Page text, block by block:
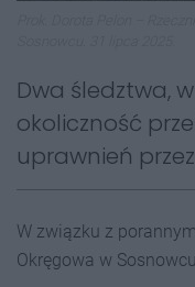
Dwa śledztwa,
okoliczność
uprawnień
W związku z
Okręgowa w